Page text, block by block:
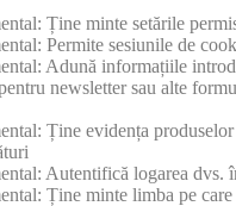
Ține minte setările
Permite sesiunile de
Adună informațiile
newsletter sau alte
Ține evidența
Autentifică logarea dvs.
Ține minte limba pe care